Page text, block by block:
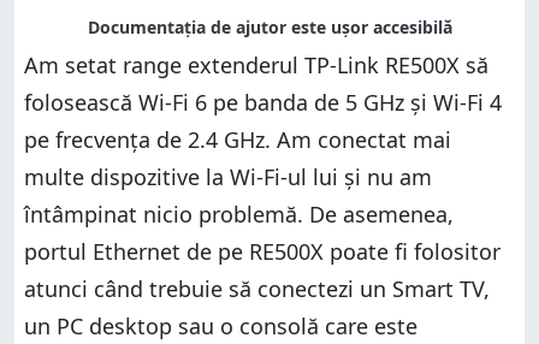
Am setat range extenderul TP-Link RE500X să
folosească Wi-Fi 6 pe banda de 5 GHz și Wi-Fi 4
pe frecvența de 2.4 GHz. Am conectat mai
multe dispozitive la Wi-Fi-ul lui și nu am
întâmpinat nicio problemă. De asemenea,
portul Ethernet de pe RE500X poate fi folositor
atunci când trebuie să conectezi un Smart TV,
un PC desktop sau o consolă care este